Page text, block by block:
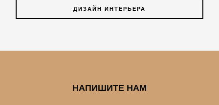
ДИЗАЙН ИНТЕРЬЕРА
НАПИШИТЕ НАМ